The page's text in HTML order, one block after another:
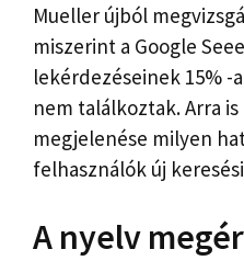
Mueller újból
miszerint a Google
lekérdezéseinek 15% -
nem találkoztak. Arra
megjelenése milyen
felhasználók új
A nyelv